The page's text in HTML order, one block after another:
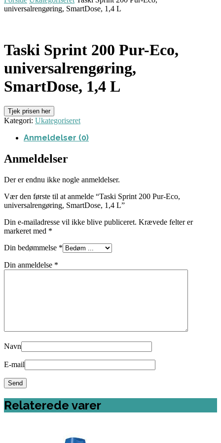
universalrengøring, SmartDose, 1,4 L
Taski Sprint 200 Pur-Eco,
universalrengøring,
SmartDose, 1,4 L
Tjek prisen her
Kategori: Ukategoriseret
Anmeldelser (0)
Anmeldelser
Der er endnu ikke nogle anmeldelser.
Vær den første til at anmelde “Taski Sprint 200 Pur-Eco,
universalrengøring, SmartDose, 1,4 L”
Din e-mailadresse vil ikke blive publiceret. Krævede felter er
markeret med *
Din bedømmelse *
Din anmeldelse *
Navn
E-mail
Relaterede varer